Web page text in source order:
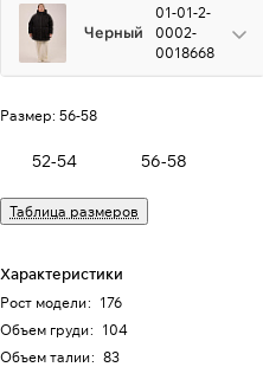
Черный
01-01-2-
0002-
0018668
Размер: 56-58
52-54 56-58
Таблица размеров
Характеристики
Рост модели: 176
Объем груди: 104
Объем талии: 83